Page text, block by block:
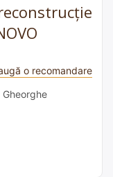
o recomandare